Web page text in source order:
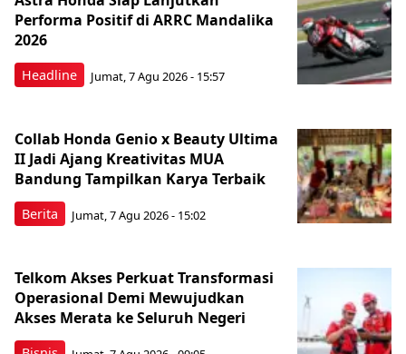
Headline
Performa Positif di ARRC Mandalika
2026
Jumat, 7 Agu 2026 - 15:57
Berita
Collab Honda Genio x Beauty Ultima
II Jadi Ajang Kreativitas MUA
Bandung Tampilkan Karya Terbaik
Jumat, 7 Agu 2026 - 15:02
Telkom Akses Perkuat Transformasi
Operasional Demi Mewujudkan
Akses Merata ke Seluruh Negeri